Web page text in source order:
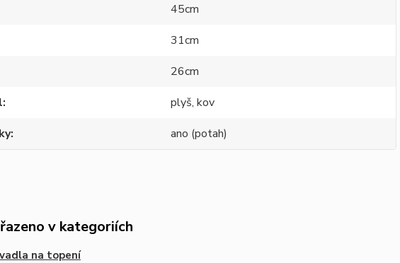
45cm
31cm
26cm
plyš, kov
ano (potah)
v kategoriích
na topení